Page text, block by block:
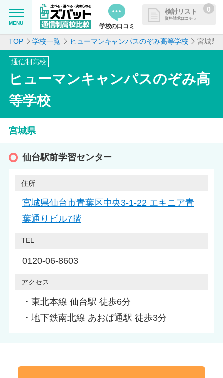
MENU 学校の口コミ
検討リスト
資料請求はコチラ
0
資料請求リストに追加しました
めて資料請求できます
MENU
学校を探したい
通信制高校について知りたい
はじめての方へ
よくある質問
掲載を希望される学校様へ
TOP 学校一覧 ヒューマンキャンパスのぞみ高等学校 宮城県
通信制高校
ヒューマンキャンパスのぞみ高
等学校
宮城県
仙台駅前学習センター
住所
宮城県仙台市青葉区中央3-1-22 エキニア青
葉通りビル7階
TEL
0120-06-8603
アクセス
・東北本線 仙台駅 徒歩6分
・地下鉄南北線 あおば通駅 徒歩3分